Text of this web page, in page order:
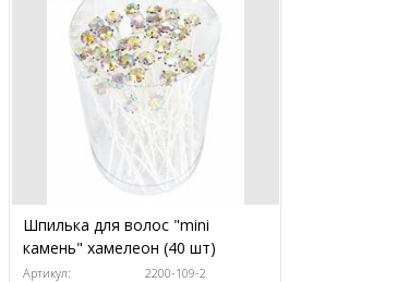
Шпилька для волос "mini
камень" хамелеон (40 шт)
Артикул: 2200-109-2